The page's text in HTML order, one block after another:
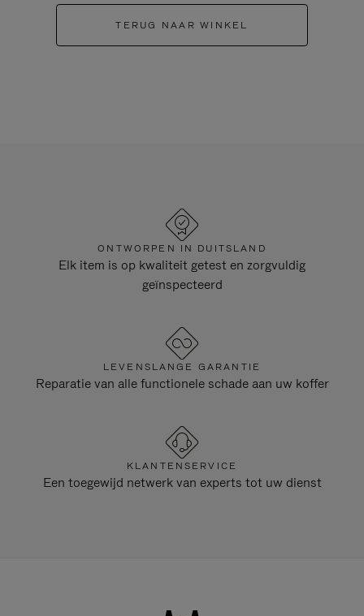
TERUG NAAR WINKEL
ONTWORPEN IN DUITSLAND
Elk item is op kwaliteit getest en zorgvuldig
geïnspecteerd
LEVENSLANGE GARANTIE
Reparatie van alle functionele schade aan uw koffer
KLANTENSERVICE
Een toegewijd netwerk van experts tot uw dienst